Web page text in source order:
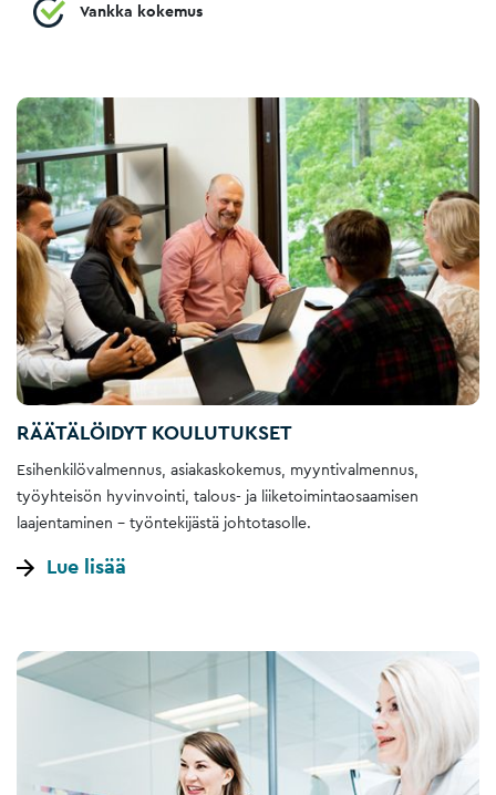
Vankka kokemus
RÄÄTÄLÖIDYT KOULUTUKSET
Esihenkilövalmennus, asiakaskokemus, myyntivalmennus,
työyhteisön hyvinvointi, talous- ja liiketoimintaosaamisen
laajentaminen – työntekijästä johtotasolle.
Lue lisää